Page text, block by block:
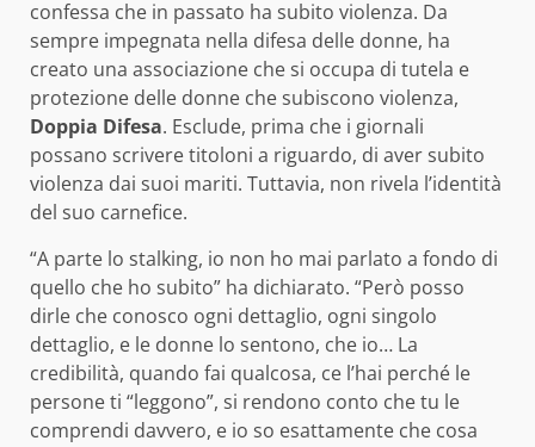
confessa che in passato ha subito violenza. Da
sempre impegnata nella difesa delle donne, ha
creato una associazione che si occupa di tutela e
protezione delle donne che subiscono violenza,
Doppia Difesa. Esclude, prima che i giornali
possano scrivere titoloni a riguardo, di aver subito
violenza dai suoi mariti. Tuttavia, non rivela l’identità
del suo carnefice.
“A parte lo stalking, io non ho mai parlato a fondo di
quello che ho subito” ha dichiarato. “Però posso
dirle che conosco ogni dettaglio, ogni singolo
dettaglio, e le donne lo sentono, che io… La
credibilità, quando fai qualcosa, ce l’hai perché le
persone ti “leggono”, si rendono conto che tu le
comprendi davvero, e io so esattamente che cosa